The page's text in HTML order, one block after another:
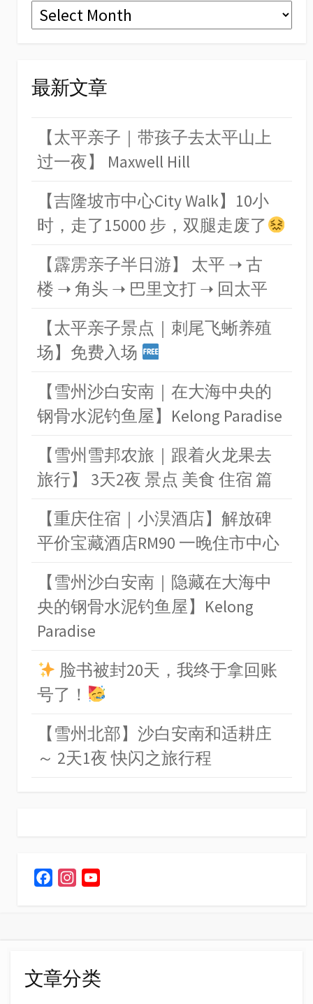
Archives
最新文章
【太平亲子｜带孩子去太平山上
过一夜】 Maxwell Hill
【吉隆坡市中心City Walk】10小
时，走了15000 步，双腿走废了
【霹雳亲子半日游】 太平 ➝ 古
楼 ➝ 角头 ➝ 巴里文打 ➝ 回太平
【太平亲子景点｜刺尾飞蜥养殖
场】免费入场
【雪州沙白安南｜在大海中央的
钢骨水泥钓鱼屋】Kelong Paradise
【雪州雪邦农旅｜跟着火龙果去
旅行】 3天2夜 景点 美食 住宿 篇
【重庆住宿｜小淏酒店】解放碑
平价宝藏酒店RM90 一晚住市中心
【雪州沙白安南｜隐藏在大海中
央的钢骨水泥钓鱼屋】Kelong
Paradise
脸书被封20天，我终于拿回账
号了！
【雪州北部】沙白安南和适耕庄
～ 2天1夜 快闪之旅行程
o
o
r
e
文章分类